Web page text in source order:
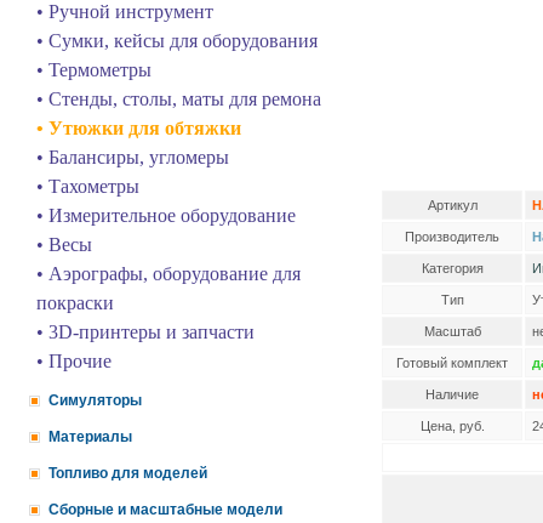
• Ручной инструмент
• Сумки, кейсы для оборудования
• Термометры
• Стенды, столы, маты для ремона
• Утюжки для обтяжки
• Балансиры, угломеры
• Тахометры
• Измерительное оборудование
• Весы
• Аэрографы, оборудование для
покраски
• 3D-принтеры и запчасти
• Прочие
Симуляторы
Материалы
Топливо для моделей
Сборные и масштабные модели
Артикул
Производитель
Категория
Тип
Масштаб
Готовый комплект
Наличие
Цена, руб.